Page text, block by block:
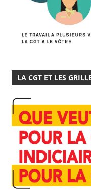
LA CGT ET LES